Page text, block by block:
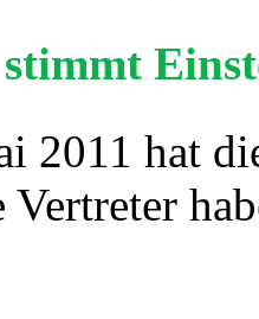
2011 hat
Vertreter